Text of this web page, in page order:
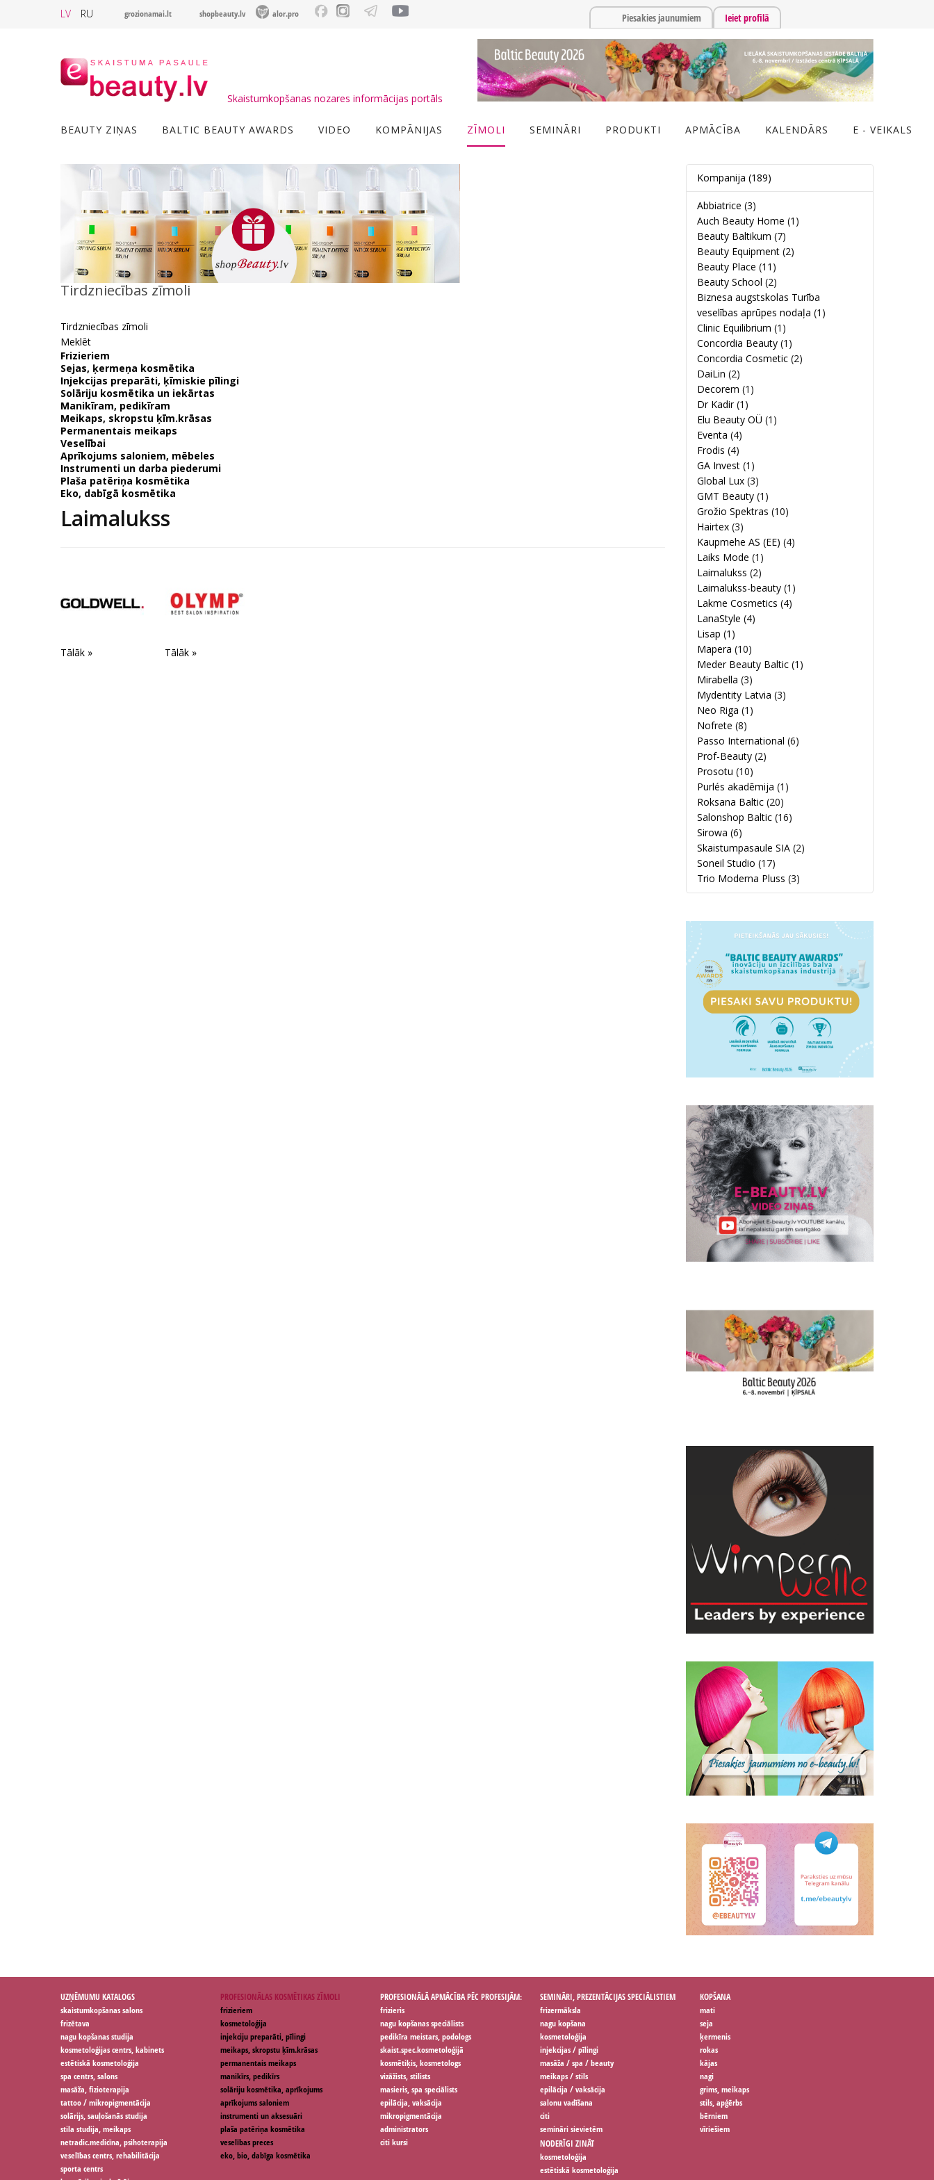
LV RU grozionamai.lt shopbeauty.lv alor.pro Piesakies jaunumiem Ieiet profilā
Skaistumkopšanas nozares informācijas portāls
BEAUTY ZIŅAS BALTIC BEAUTY AWARDS VIDEO KOMPĀNIJAS ZĪMOLI SEMINĀRI PRODUKTI APMĀCĪBA KALENDĀRS E - VEIKALS
Tirdzniecības zīmoli
Tirdzniecības zīmoli
Meklēt
Frizieriem
Sejas, ķermeņa kosmētika
Injekcijas preparāti, ķīmiskie pīlingi
Solāriju kosmētika un iekārtas
Manikīram, pedikīram
Meikaps, skropstu ķīm.krāsas
Permanentais meikaps
Veselībai
Aprīkojums saloniem, mēbeles
Instrumenti un darba piederumi
Plaša patēriņa kosmētika
Eko, dabīgā kosmētika
Laimalukss
Tālāk » Tālāk »
Kompanija (189)
Abbiatrice (3)
Auch Beauty Home (1)
Beauty Baltikum (7)
Beauty Equipment (2)
Beauty Place (11)
Beauty School (2)
Biznesa augstskolas Turība
veselības aprūpes nodaļa (1)
Clinic Equilibrium (1)
Concordia Beauty (1)
Concordia Cosmetic (2)
DaiLin (2)
Decorem (1)
Dr Kadir (1)
Elu Beauty OÜ (1)
Eventa (4)
Frodis (4)
GA Invest (1)
Global Lux (3)
GMT Beauty (1)
Grožio Spektras (10)
Hairtex (3)
Kaupmehe AS (EE) (4)
Laiks Mode (1)
Laimalukss (2)
Laimalukss-beauty (1)
Lakme Cosmetics (4)
LanaStyle (4)
Lisap (1)
Mapera (10)
Meder Beauty Baltic (1)
Mirabella (3)
Mydentity Latvia (3)
Neo Riga (1)
Nofrete (8)
Passo International (6)
Prof-Beauty (2)
Prosotu (10)
Purlés akadēmija (1)
Roksana Baltic (20)
Salonshop Baltic (16)
Sirowa (6)
Skaistumpasaule SIA (2)
Soneil Studio (17)
Trio Moderna Pluss (3)
UZŅĒMUMU KATALOGS
skaistumkopšanas salons
frizētava
nagu kopšanas studija
kosmetoloģijas centrs, kabinets
estētiskā kosmetoloģija
spa centrs, salons
masāža, fizioterapija
tattoo / mikropigmentācija
solārijs, sauļošanās studija
stila studija, meikaps
netradic.medicīna, psihoterapija
veselības centrs, rehabilitācija
sporta centrs
PROFESIONĀLAS KOSMĒTIKAS ZĪMOLI
frizieriem
kosmetoloģija
injekciju preparāti, pīlingi
meikaps, skropstu ķīm.krāsas
permanentais meikaps
manikīrs, pedikīrs
solāriju kosmētika, aprīkojums
aprīkojums saloniem
instrumenti un aksesuāri
plaša patēriņa kosmētika
veselības preces
eko, bio, dabīga kosmētika
PROFESIONĀLĀ APMĀCĪBA PĒC PROFESIJĀM:
frizieris
nagu kopšanas speciālists
pedikīra meistars, podologs
skaist.spec.kosmetoloģijā
kosmētiķis, kosmetologs
vizāžists, stilists
masieris, spa speciālists
epilācija, vaksācija
mikropigmentācija
administrators
citi kursi
SEMINĀRI, PREZENTĀCIJAS SPECIĀLISTIEM
frizermāksla
nagu kopšana
kosmetoloģija
injekcijas / pīlingi
masāža / spa / beauty
meikaps / stils
epilācija / vaksācija
salonu vadīšana
citi
semināri sievietēm
KOPŠANA
mati
seja
ķermenis
rokas
kājas
nagi
grims, meikaps
stils, apģērbs
bērniem
vīriešiem
NODERĪGI ZINĀT
kosmetoloģija
estētiskā kosmetoloģija